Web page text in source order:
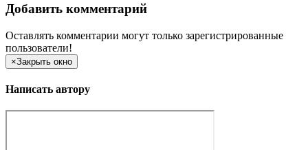
Добавить комментарий
Оставлять комментарии могут только зарегистрированные
пользователи!
×Закрыть окно
Написать автору